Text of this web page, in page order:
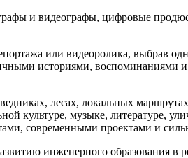
и видеографы, цифровые
или видеоролика, выбрав
историями, воспоминаниями
лесах, локальных
культуре, музыке, литературе,
современными проектами и
инженерного образования в